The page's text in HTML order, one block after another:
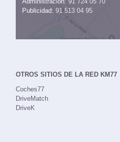
Publicidad: 91 513 04 95
OTROS SITIOS DE LA RED KM77
Coches77
DriveMatch
DriveK